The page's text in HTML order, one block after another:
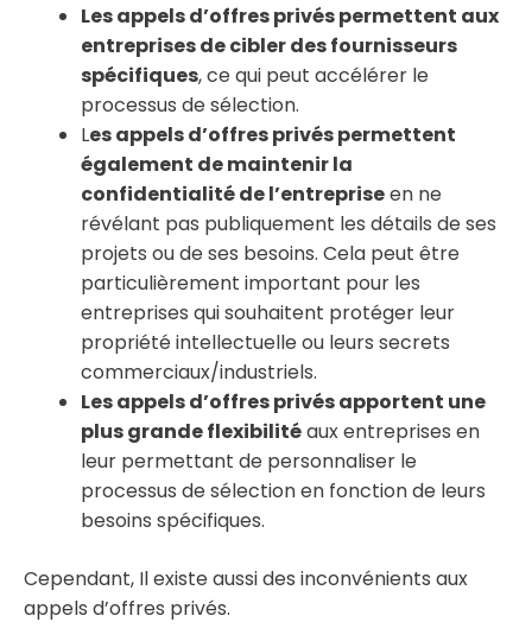
Les appels d’offres privés permettent aux
entreprises de cibler des fournisseurs
spécifiques, ce qui peut accélérer le
processus de sélection.
Les appels d’offres privés permettent
également de maintenir la
confidentialité de l’entrepriseen ne
révélant pas publiquement les détails de ses
projets ou de ses besoins. Cela peut être
particulièrement important pour les
entreprises qui souhaitent protéger leur
propriété intellectuelle ou leurs secrets
commerciaux/industriels.
Les appels d’offres privés apportent une
plus grande flexibilitéaux entreprises en
leur permettant de personnaliser le
processus de sélection en fonction de leurs
besoins spécifiques.
Cependant, Il existe aussi des inconvénients aux
appels d’offres privés.